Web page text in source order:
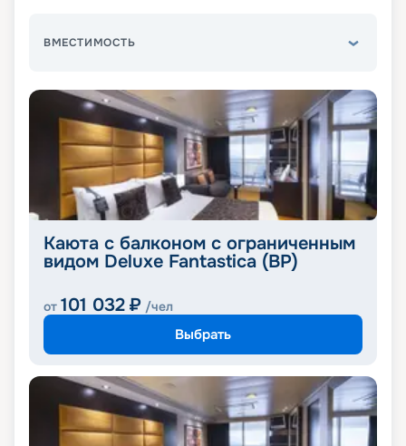
ВМЕСТИМОСТЬ
Каюта с балконом с ограниченным
видом Deluxe Fantastica (BP)
от 101 032 ₽ /чел
Выбрать